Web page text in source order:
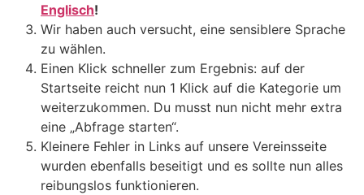
Englisch!
Wir haben auch versucht, eine sensiblere Sprache
zu wählen.
Einen Klick schneller zum Ergebnis: auf der
Startseite reicht nun 1 Klick auf die Kategorie um
weiterzukommen. Du musst nun nicht mehr extra
eine „Abfrage starten“.
Kleinere Fehler in Links auf unsere Vereinsseite
wurden ebenfalls beseitigt und es sollte nun alles
reibungslos funktionieren.